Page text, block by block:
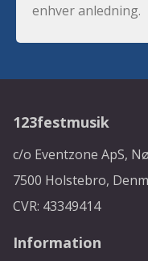
enhver anledning.
123festmusik
c/o Eventzone ApS,
7500 Holstebro,
CVR: 43349414
Information